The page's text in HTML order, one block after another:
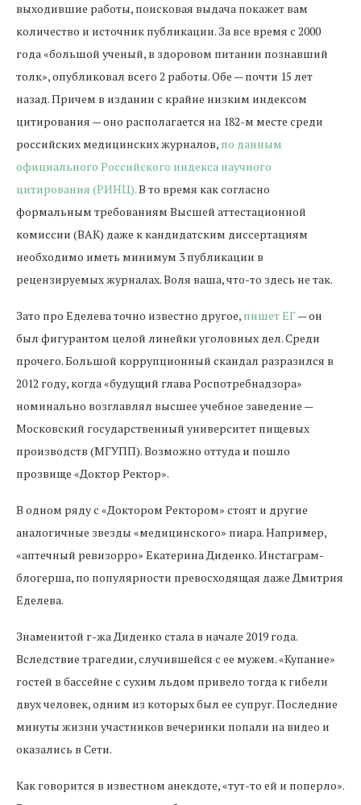
выходившие работы, поисковая выдача покажет вам
количество и источник публикации. За все время с 2000
года «большой ученый, в здоровом питании познавший
толк», опубликовал всего 2 работы. Обе — почти 15 лет
назад. Причем в издании с крайне низким индексом
цитирования — оно располагается на 182-м месте среди
российских медицинских журналов, по данным
официального Российского индекса научного
цитирования (РИНЦ).В то время как согласно
формальным требованиям Высшей аттестационной
комиссии (ВАК) даже к кандидатским диссертациям
необходимо иметь минимум 3 публикации в
рецензируемых журналах. Воля ваша, что-то здесь не так.
Зато про Еделева точно известно другое, пишет ЕГ— он
был фигурантом целой линейки уголовных дел. Среди
прочего. Большой коррупционный скандал разразился в
2012 году, когда «будущий глава Роспотребнадзора»
номинально возглавлял высшее учебное заведение —
Московский государственный университет пищевых
производств (МГУПП). Возможно оттуда и пошло
прозвище «Доктор Ректор».
В одном ряду с «Доктором Ректором» стоят и другие
аналогичные звезды «медицинского» пиара. Например,
«аптечный ревизорро» Екатерина Диденко. Инстаграм-
блогерша, по популярности превосходящая даже Дмитрия
Еделева.
Знаменитой г-жа Диденко стала в начале 2019 года.
Вследствие трагедии, случившейся с ее мужем. «Купание»
гостей в бассейне с сухим льдом привело тогда к гибели
двух человек, одним из которых был ее супруг. Последние
минуты жизни участников вечеринки попали на видео и
оказались в Сети.
Как говорится в известном анекдоте, «тут-то ей и поперло».